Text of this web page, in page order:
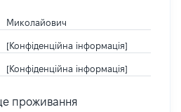
Миколайович
[Конфіденційна інформація]
[Конфіденційна інформація]
проживання